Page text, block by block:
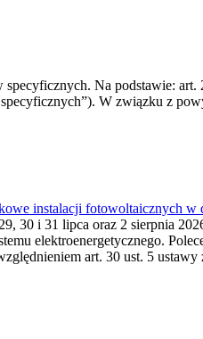
Na podstawie:
W związku z
instalacji fotowoltaicznych
30 i 31 lipca oraz 2 sierpnia
elektroenergetycznego.
art. 30 ust. 5 ustawy